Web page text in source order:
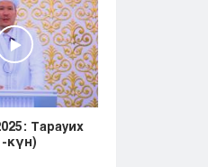
Тарауих
-күн)